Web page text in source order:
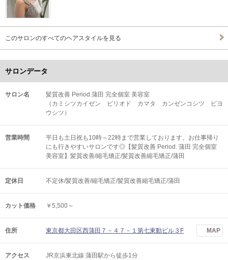
このサロンのすべてのヘアスタイルを見る
サロンデータ
サロン名
髪質改善 Period.蒲田 完全個室 美容室
（カミシツカイゼン ピリオド カマタ カンゼンコシツ ビヨ
ウシツ）
営業時間
平日も土日祝も10時～22時まで営業しております。お仕事帰り
にも行きやすいサロンです◎【髪質改善 Period. 蒲田 完全個室
美容室】髪質改善/縮毛矯正/髪質改善縮毛矯正/蒲田
定休日 不定休/髪質改善/縮毛矯正/髪質改善縮毛矯正/蒲田
カット価格 ￥5,500～
住所 東京都大田区西蒲田７－４７－１第七東動ビル３F MAP
アクセス JR京浜東北線 蒲田駅から徒歩1分